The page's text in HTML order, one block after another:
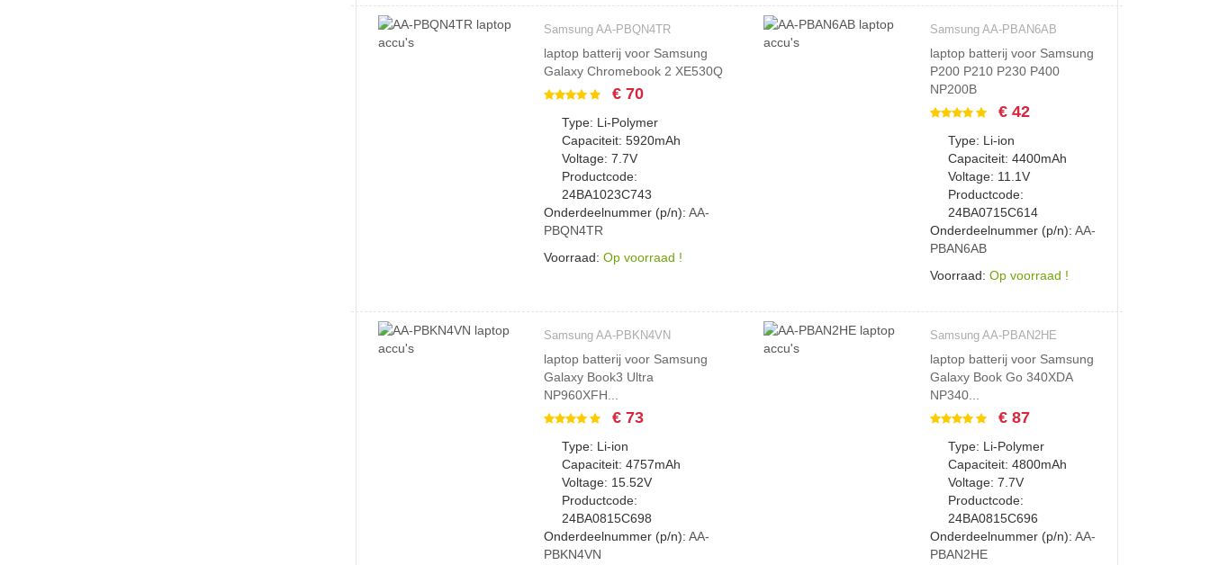
Samsung AA-PBQN4TR
laptop batterij voor Samsung
Galaxy Chromebook 2 XE530Q
€ 70
Type: Li-Polymer
Capaciteit: 5920mAh
Voltage: 7.7V
Productcode:
24BA1023C743
Onderdeelnummer (p/n): AA-
PBQN4TR
Voorraad: Op voorraad !
Samsung AA-PBAN6AB
laptop batterij voor Samsung
P200 P210 P230 P400
NP200B
€ 42
Type: Li-ion
Capaciteit: 4400mAh
Voltage: 11.1V
Productcode:
24BA0715C614
Onderdeelnummer (p/n): AA-
PBAN6AB
Voorraad: Op voorraad !
Samsung AA-PBKN4VN
laptop batterij voor Samsung
Galaxy Book3 Ultra
NP960XFH...
€ 73
Type: Li-ion
Capaciteit: 4757mAh
Voltage: 15.52V
Productcode:
24BA0815C698
Onderdeelnummer (p/n): AA-
PBKN4VN
Samsung AA-PBAN2HE
laptop batterij voor Samsung
Galaxy Book Go 340XDA
NP340...
€ 87
Type: Li-Polymer
Capaciteit: 4800mAh
Voltage: 7.7V
Productcode:
24BA0815C696
Onderdeelnummer (p/n): AA-
PBAN2HE